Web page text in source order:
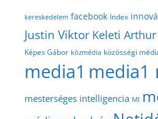
kereskedelem facebook Index
Justin Viktor Keleti Arthur
Képes Gábor közmédia közösségi
media1 media1
mesterséges intelligencia MI